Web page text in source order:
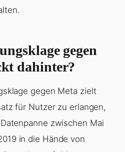
gegen
dahinter?
gegen Meta zielt
für Nutzer zu erlangen,
zwischen Mai
in die Hände von